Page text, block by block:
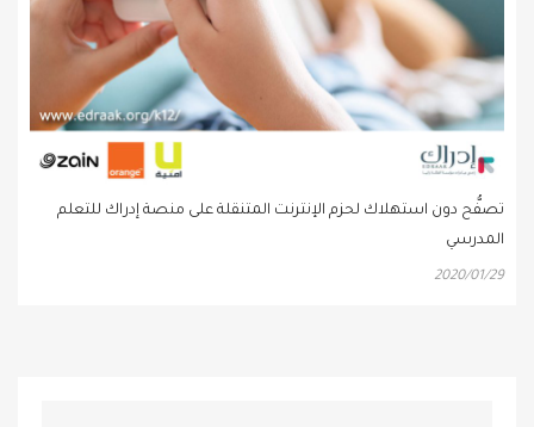
تصفُّح دون استهلاك لحزم الإنترنت المتنقلة على منصة إدراك للتعلم
المدرسي
2020/01/29